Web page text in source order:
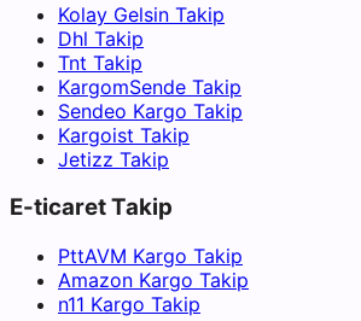
Kolay Gelsin Takip
Dhl Takip
Tnt Takip
KargomSende Takip
Sendeo Kargo Takip
Kargoist Takip
Jetizz Takip
E-ticaret Takip
PttAVM Kargo Takip
Amazon Kargo Takip
n11 Kargo Takip